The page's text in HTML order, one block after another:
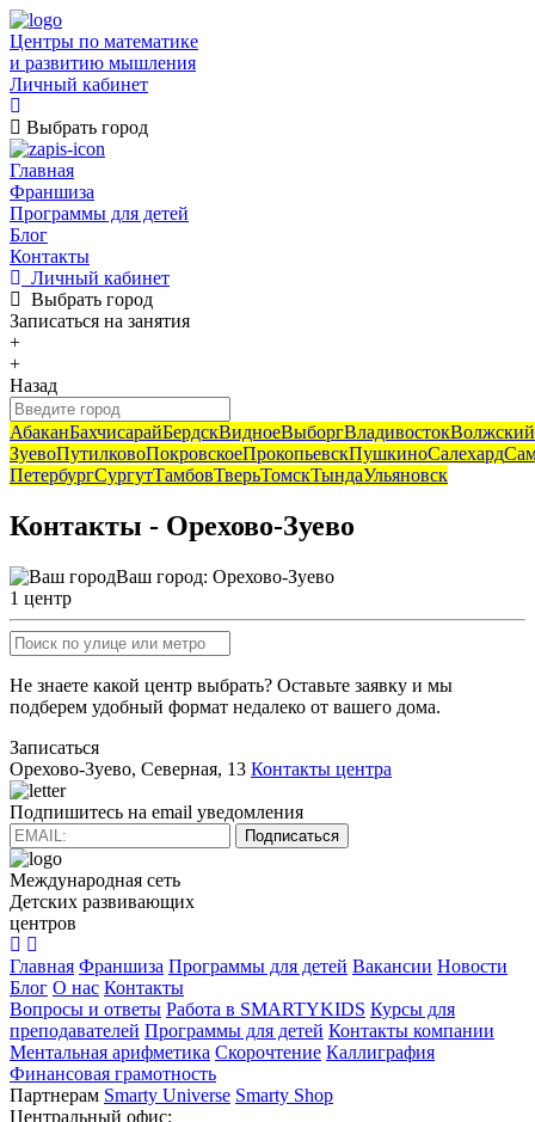
Центры по математике
и развитию мышления
Личный кабинет
Выбрать город
Главная
Франшиза
Программы для детей
Блог
Контакты
Личный кабинет
Выбрать город
Записаться на занятия
+
+
Назад
АбаканБахчисарайБердскВидноеВыборгВладивостокВолжский
ЗуевоПутилковоПокровскоеПрокопьевскПушкиноСалехард
ПетербургСургутТамбовТверьТомскТындаУльяновск
Контакты - Орехово-Зуево
Ваш город: Орехово-Зуево
1 центр
Не знаете какой центр выбрать? Оставьте заявку и мы
подберем удобный формат недалеко от вашего дома.
Записаться
Орехово-Зуево, Северная, 13 Контакты центра
Подпишитесь на email уведомления
Подписаться
Международная сеть
Детских развивающих
центров
Главная Франшиза Программы для детей Вакансии Новости
Блог О нас Контакты
Вопросы и ответы Работа в SMARTYKIDS Курсы для
преподавателей Программы для детей Контакты компании
Ментальная арифметика Скорочтение Каллиграфия
Финансовая грамотность
Партнерам Smarty Universe Smarty Shop
Центральный офис: